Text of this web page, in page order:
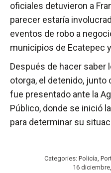
oficiales detuvieron a
parecer estaría
eventos de robo a
municipios de Ecatepec
Después de hacer saber
otorga, el detenido, junto
fue presentado ante la
Público, donde se inició
para determinar su
Categories: Policía,
16